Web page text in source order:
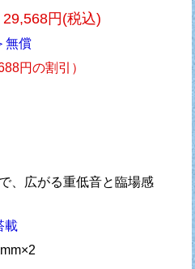
29,568円(税込)
無償
円の割引）
、広がる重低音と臨場感
載